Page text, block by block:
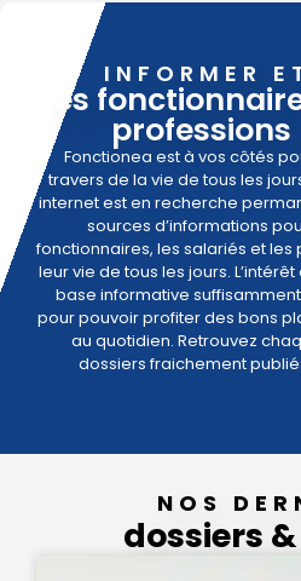
INFORMER
les
Fonctionea est à vos côtés
travers de la vie de tous les
internet est en recherche
sources d’informations
fonctionnaires, les salariés et
leur vie de tous les jours.
base informative
pour pouvoir profiter des bons
au quotidien. Retrouvez
dossiers fraichement
NOS
dossiers